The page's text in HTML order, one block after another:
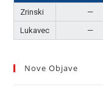
Zrinski —
Lukavec
—
Nove Objave